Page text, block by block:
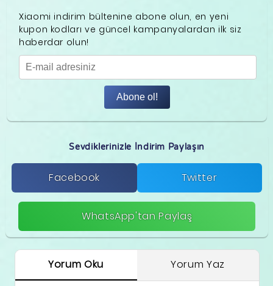
Xiaomi indirim bültenine abone olun, en yeni
kupon kodları ve güncel kampanyalardan ilk siz
haberdar olun!
Abone ol!
Sevdiklerinizle İndirim Paylaşın
Facebook Twitter
WhatsApp'tan Paylaş
Yorum Oku Yorum Yaz